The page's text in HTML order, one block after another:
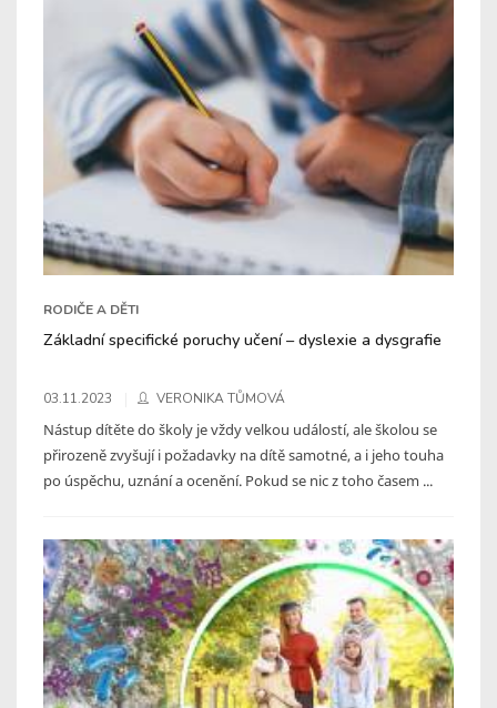
RODIČE A DĚTI
Základní specifické poruchy učení – dyslexie a dysgrafie
03.11.2023 VERONIKA TŮMOVÁ
Nástup dítěte do školy je vždy velkou událostí, ale školou se
přirozeně zvyšují i požadavky na dítě samotné, a i jeho touha
po úspěchu, uznání a ocenění. Pokud se nic z toho časem ...